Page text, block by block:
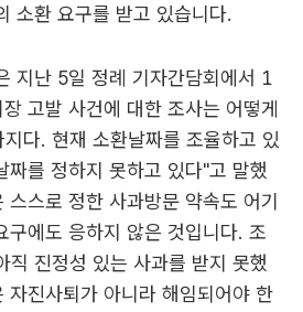
소환 요구를 받고 있습니다.
지난 5일 정례 기자간담회에서 1
고발 사건에 대한 조사는 어떻게
다. 현재 소환날짜를 조율하고 있
짜를 정하지 못하고 있다"고 말했
스로 정한 사과방문 약속도 어기
구에도 응하지 않은 것입니다. 조
직 진정성 있는 사과를 받지 못했
자진사퇴가 아니라 해임되어야 한